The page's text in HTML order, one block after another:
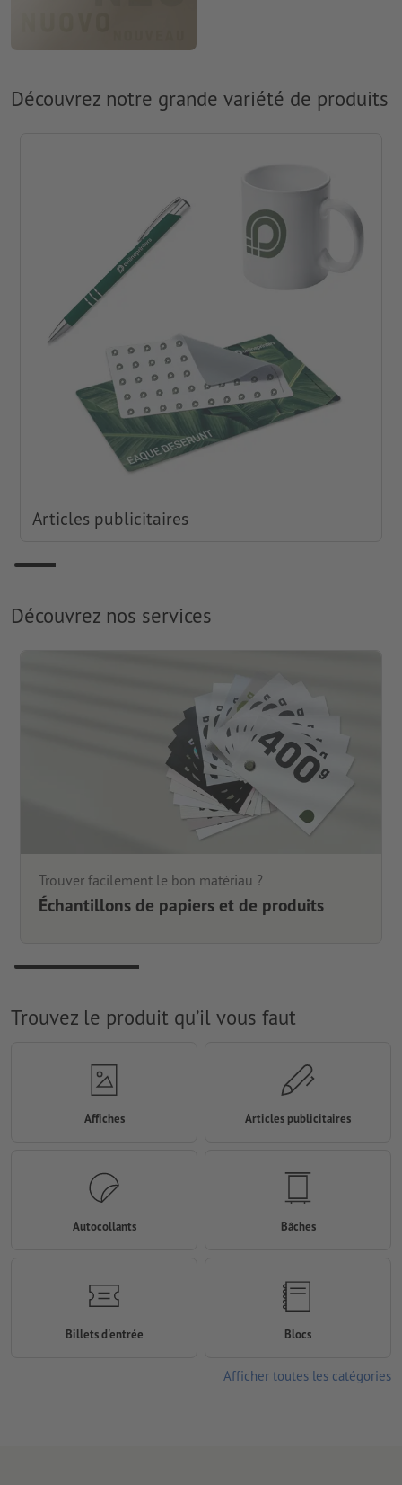
Découvrez notre grande variété de produits
Articles publicitaires
Découvrez nos services
Trouver facilement le bon matériau ?
Échantillons de papiers et de produits
Trouvez le produit qu’il vous faut
Affiches Articles publicitaires
Autocollants Bâches
Billets d'entrée Blocs
Afficher toutes les catégories